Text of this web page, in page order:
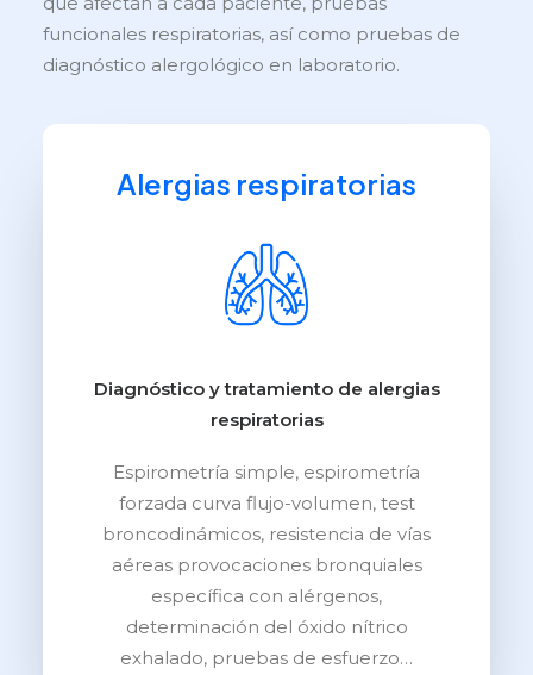
funcionales respiratorias, así como pruebas de
diagnóstico alergológico en laboratorio.
Alergias respiratorias
Diagnóstico y tratamiento de alergias
respiratorias
Espirometría simple, espirometría
forzada curva flujo-volumen, test
broncodinámicos, resistencia de vías
aéreas provocaciones bronquiales
específica con alérgenos,
determinación del óxido nítrico
exhalado, pruebas de esfuerzo…